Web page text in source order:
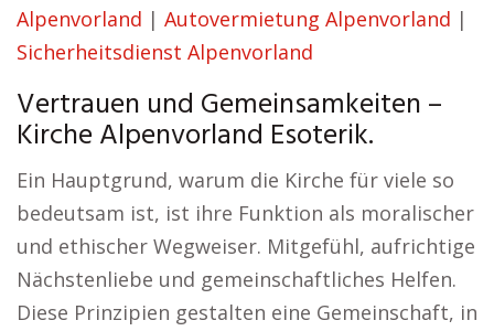
Alpenvorland | Autovermietung Alpenvorland |
Sicherheitsdienst Alpenvorland
Vertrauen und Gemeinsamkeiten –
Kirche Alpenvorland Esoterik.
Ein Hauptgrund, warum die Kirche für viele so
bedeutsam ist, ist ihre Funktion als moralischer
und ethischer Wegweiser. Mitgefühl, aufrichtige
Nächstenliebe und gemeinschaftliches Helfen.
Diese Prinzipien gestalten eine Gemeinschaft, in